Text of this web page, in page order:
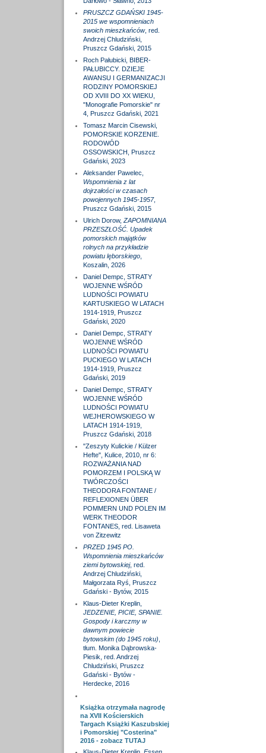
PRUSZCZ GDAŃSKI 1945-
2015 we wspomnieniach
swoich mieszkańców, red.
Andrzej Chludziński,
Pruszcz Gdański, 2015
Roch Pałubicki, BIBER-
PAŁUBICCY. DZIEJE
AWANSU I GERMANIZACJI
RODZINY POMORSKIEJ
OD XVIII DO XX WIEKU,
"Monografie Pomorskie" nr
4, Pruszcz Gdański, 2021
Tomasz Marcin Cisewski,
POMORSKIE KORZENIE.
RODOWÓD
OSSOWSKICH, Pruszcz
Gdański, 2023
Aleksander Pawelec,
Wspomnienia z lat
dojrzałości w czasach
powojennych 1945-1957,
Pruszcz Gdański, 2015
Ulrich Dorow, ZAPOMNIANA
PRZESZŁOŚĆ. Upadek
pomorskich majątków
rolnych na przykładzie
powiatu lęborskiego,
Koszalin, 2026
Daniel Dempc, STRATY
WOJENNE WŚRÓD
LUDNOŚCI POWIATU
KARTUSKIEGO W LATACH
1914-1919, Pruszcz
Gdański, 2020
Daniel Dempc, STRATY
WOJENNE WŚRÓD
LUDNOŚCI POWIATU
PUCKIEGO W LATACH
1914-1919, Pruszcz
Gdański, 2019
Daniel Dempc, STRATY
WOJENNE WŚRÓD
LUDNOŚCI POWIATU
WEJHEROWSKIEGO W
LATACH 1914-1919,
Pruszcz Gdański, 2018
"Zeszyty Kulickie / Külzer
Hefte", Kulice, 2010, nr 6:
ROZWAŻANIA NAD
POMORZEM I POLSKĄ W
TWÓRCZOŚCI
THEODORA FONTANE /
REFLEXIONEN ÜBER
POMMERN UND POLEN IM
WERK THEODOR
FONTANES, red. Lisaweta
von Zitzewitz
PRZED 1945 PO.
Wspomnienia mieszkańców
ziemi bytowskiej, red.
Andrzej Chludziński,
Małgorzata Ryś, Pruszcz
Gdański - Bytów, 2015
Klaus-Dieter Kreplin,
JEDZENIE, PICIE, SPANIE.
Gospody i karczmy w
dawnym powiecie
bytowskim (do 1945 roku)
tłum. Monika Dąbrowska-
Piesik, red. Andrzej
Chludziński, Pruszcz
Gdański - Bytów -
Herdecke, 2016
Książka otrzymała nagrodę
na XVII Kościerskich
Targach Książki Kaszubskiej
i Pomorskiej "Costerina"
2016 - zobacz TUTAJ